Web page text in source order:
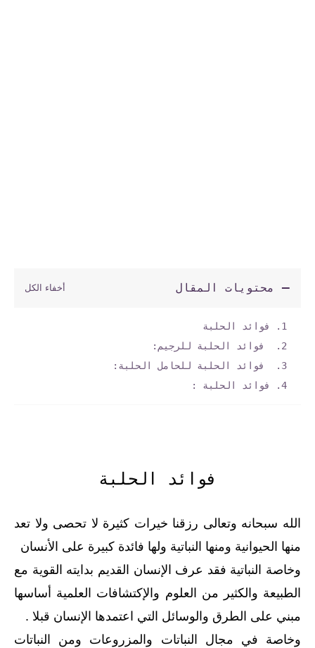
محتويات المقال
فوائد الحلبة
فوائد الحلبة للرجيم:
فوائد الحلبة للحامل الحلبة:
فوائد الحلبة :
فوائد الحلبة
الله سبحانه وتعالى رزقنا خيرات كثيرة لا تحصى ولا تعد
منها الحيوانية ومنها النباتية ولها فائدة كبيرة على الأنسان
وخاصة النباتية فقد عرف الإنسان القديم بدايته القوية مع
الطبيعة والكثير من العلوم والإكتشافات العلمية أساسها
مبني على الطرق والوسائل التي اعتمدها الإنسان قبلا .
وخاصة في مجال النباتات والمزروعات ومن النباتات